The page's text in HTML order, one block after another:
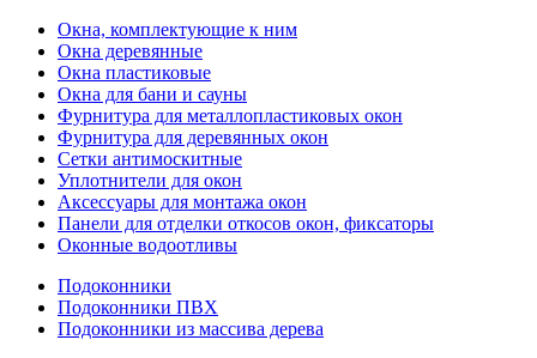
Окна, комплектующие к ним
Окна деревянные
Окна пластиковые
Окна для бани и сауны
Фурнитура для металлопластиковых окон
Фурнитура для деревянных окон
Сетки антимоскитные
Уплотнители для окон
Аксессуары для монтажа окон
Панели для отделки откосов окон, фиксаторы
Оконные водоотливы
Подоконники
Подоконники ПВХ
Подоконники из массива дерева